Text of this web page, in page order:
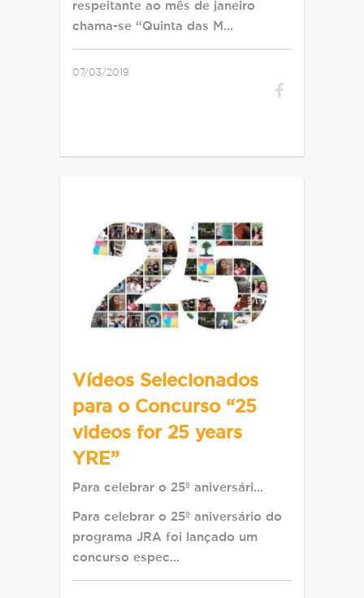
respeitante ao mês de janeiro
chama-se “Quinta das M…
07/03/2019
Vídeos Selecionados
para o Concurso “25
videos for 25 years
YRE”
Para celebrar o 25º aniversári…
Para celebrar o 25º aniversário do
programa JRA foi lançado um
concurso espec…